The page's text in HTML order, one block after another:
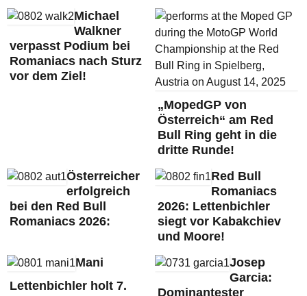
Michael
Walkner
verpasst Podium bei
Romaniacs nach Sturz
vor dem Ziel!
„MopedGP von
Österreich“ am Red
Bull Ring geht in die
dritte Runde!
Österreicher
erfolgreich
bei den Red Bull
Romaniacs 2026:
Red Bull
Romaniacs
2026: Lettenbichler
siegt vor Kabakchiev
und Moore!
Mani
Lettenbichler holt 7.
Josep
Garcia:
Dominantester